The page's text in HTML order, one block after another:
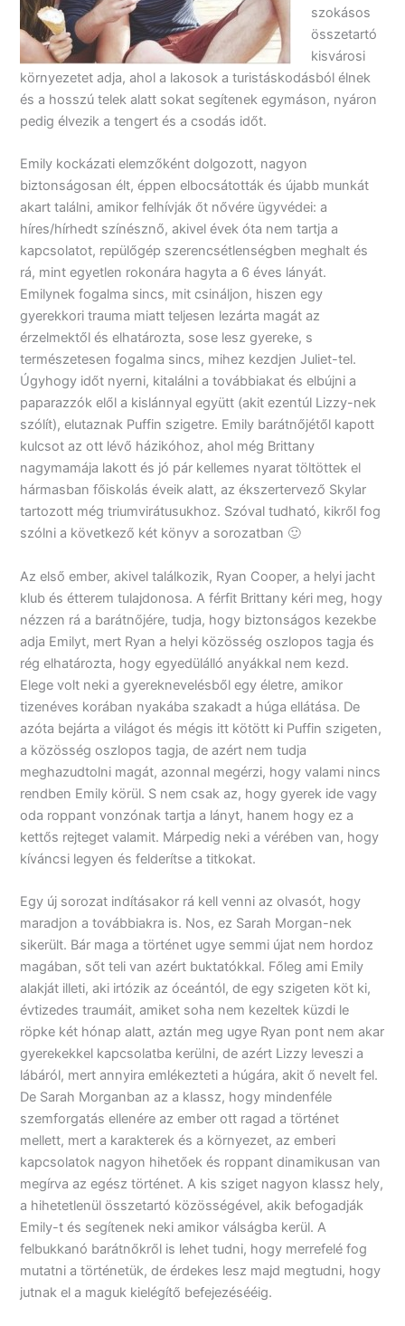
szokásos
összetartó
kisvárosi
környezetet adja, ahol a lakosok a turistáskodásból élnek
és a hosszú telek alatt sokat segítenek egymáson, nyáron
pedig élvezik a tengert és a csodás időt.
Emily kockázati elemzőként dolgozott, nagyon
biztonságosan élt, éppen elbocsátották és újabb munkát
akart találni, amikor felhívják őt nővére ügyvédei: a
híres/hírhedt színésznő, akivel évek óta nem tartja a
kapcsolatot, repülőgép szerencsétlenségben meghalt és
rá, mint egyetlen rokonára hagyta a 6 éves lányát.
Emilynek fogalma sincs, mit csináljon, hiszen egy
gyerekkori trauma miatt teljesen lezárta magát az
érzelmektől és elhatározta, sose lesz gyereke, s
természetesen fogalma sincs, mihez kezdjen Juliet-tel.
Úgyhogy időt nyerni, kitalálni a továbbiakat és elbújni a
paparazzók elől a kislánnyal együtt (akit ezentúl Lizzy-nek
szólít), elutaznak Puffin szigetre. Emily barátnőjétől kapott
kulcsot az ott lévő házikóhoz, ahol még Brittany
nagymamája lakott és jó pár kellemes nyarat töltöttek el
hármasban főiskolás éveik alatt, az ékszertervező Skylar
tartozott még triumvirátusukhoz. Szóval tudható, kikről fog
szólni a következő két könyv a sorozatban 🙂
Az első ember, akivel találkozik, Ryan Cooper, a helyi jacht
klub és étterem tulajdonosa. A férfit Brittany kéri meg, hogy
nézzen rá a barátnőjére, tudja, hogy biztonságos kezekbe
adja Emilyt, mert Ryan a helyi közösség oszlopos tagja és
rég elhatározta, hogy egyedülálló anyákkal nem kezd.
Elege volt neki a gyereknevelésből egy életre, amikor
tizenéves korában nyakába szakadt a húga ellátása. De
azóta bejárta a világot és mégis itt kötött ki Puffin szigeten,
a közösség oszlopos tagja, de azért nem tudja
meghazudtolni magát, azonnal megérzi, hogy valami nincs
rendben Emily körül. S nem csak az, hogy gyerek ide vagy
oda roppant vonzónak tartja a lányt, hanem hogy ez a
kettős rejteget valamit. Márpedig neki a vérében van, hogy
kíváncsi legyen és felderítse a titkokat.
Egy új sorozat indításakor rá kell venni az olvasót, hogy
maradjon a továbbiakra is. Nos, ez Sarah Morgan-nek
sikerült. Bár maga a történet ugye semmi újat nem hordoz
magában, sőt teli van azért buktatókkal. Főleg ami Emily
alakját illeti, aki irtózik az óceántól, de egy szigeten köt ki,
évtizedes traumáit, amiket soha nem kezeltek küzdi le
röpke két hónap alatt, aztán meg ugye Ryan pont nem akar
gyerekekkel kapcsolatba kerülni, de azért Lizzy leveszi a
lábáról, mert annyira emlékezteti a húgára, akit ő nevelt fel.
De Sarah Morganban az a klassz, hogy mindenféle
szemforgatás ellenére az ember ott ragad a történet
mellett, mert a karakterek és a környezet, az emberi
kapcsolatok nagyon hihetőek és roppant dinamikusan van
megírva az egész történet. A kis sziget nagyon klassz hely,
a hihetetlenül összetartó közösségével, akik befogadják
Emily-t és segítenek neki amikor válságba kerül. A
felbukkanó barátnőkről is lehet tudni, hogy merrefelé fog
mutatni a történetük, de érdekes lesz majd megtudni, hogy
jutnak el a maguk kielégítő befejezésééig.